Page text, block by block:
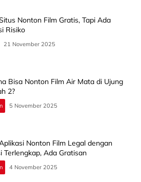
Nonton Film Gratis, Tapi Ada
Risiko
21 November 2025
Bisa Nonton Film Air Mata di Ujung
2?
5 November 2025
Nonton Film Legal dengan
Terlengkap, Ada Gratisan
4 November 2025